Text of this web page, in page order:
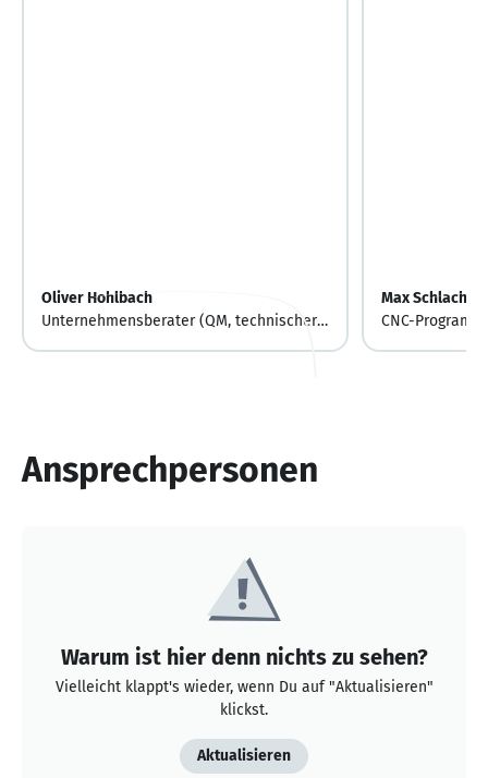
Oliver Hohlbach
Unternehmensberater (QM, technischer
Max Schlachter
CNC-
Ansprechpersonen
Warum ist hier denn nichts zu sehen?
Vielleicht klappt's wieder, wenn Du auf "Aktualisieren"
klickst.
Aktualisieren